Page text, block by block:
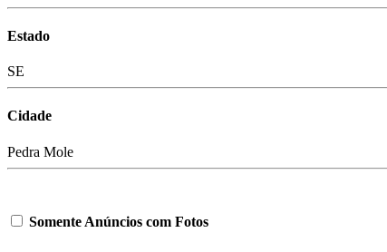
Estado
SE
Cidade
Pedra Mole
Somente Anúncios com Fotos